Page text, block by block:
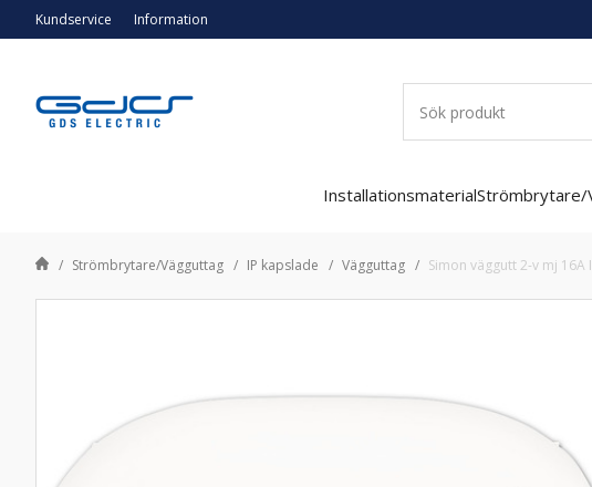
Kundservice Information
InstallationsmaterialStrömbrytare/
Strömbrytare/Vägguttag IP kapslade Vägguttag Simon väggutt 2-v mj 16A